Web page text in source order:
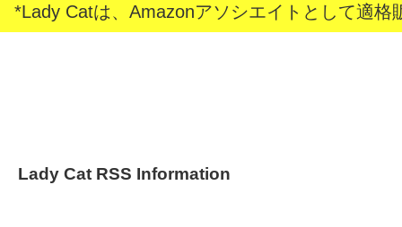
*Lady Catは、Amazonアソシエイトとして適格
Lady Cat RSS Information